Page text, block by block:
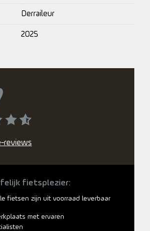
Derraileur
2025
reviews
fietsplezier:
fietsen zijn uit voorraad leverbaar
met ervaren